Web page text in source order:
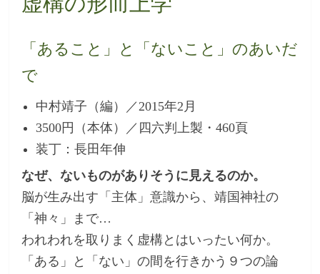
「あること」と「ないこと」のあいだ
で
中村靖子（編）／2015年2月
3500円（本体）／四六判上製・460頁
装丁：長田年伸
なぜ、ないものがありそうに見えるのか。
脳が生み出す「主体」意識から、靖国神社の
「神々」まで…
われわれを取りまく虚構とはいったい何か。
「ある」と「ない」の間を行きかう９つの論